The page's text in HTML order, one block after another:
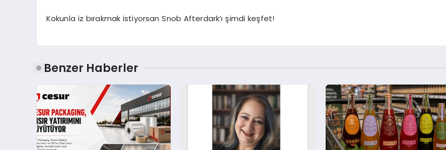
Kokunla iz bırakmak istiyorsan Snob Afterdark’ı şimdi keşfet!
Benzer Haberler